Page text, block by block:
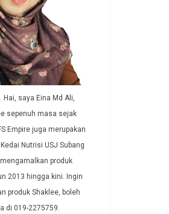
saya Eina Md Ali,
sepenuh masa sejak
Empire juga merupakan
Nutrisi USJ Subang
produk
2013 hingga kini. Ingin
produk Shaklee, boleh
di 019-2275759.